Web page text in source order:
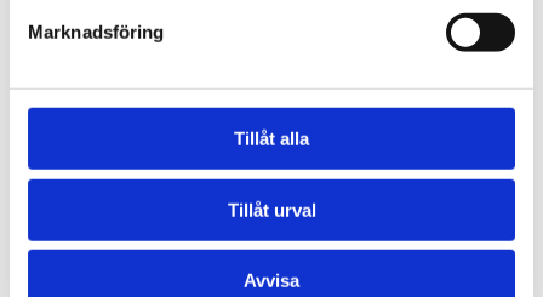
Marknadsföring
Tillåt alla
Tillåt urval
Avvisa
01348_felixgerlach_klar
Footer
we look forward to hearing from you.